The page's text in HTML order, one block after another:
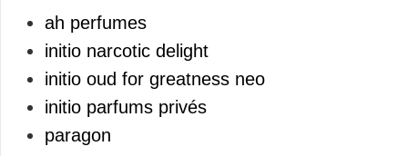
ah perfumes
initio narcotic delight
initio oud for greatness neo
initio parfums privés
paragon